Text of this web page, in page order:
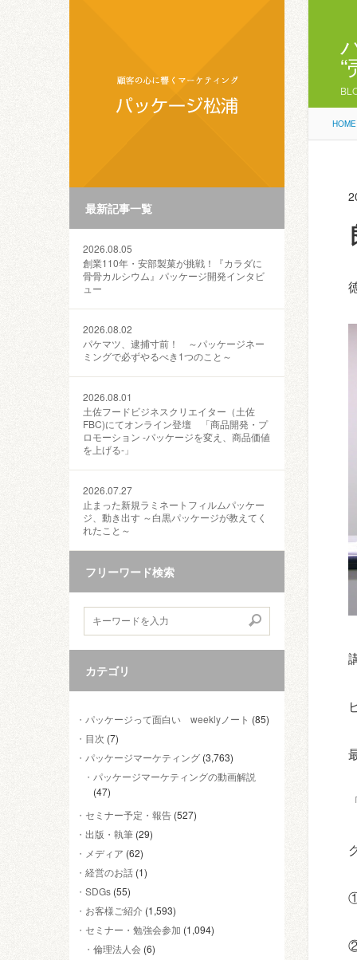
最新記事一覧
2026.08.05
創業110年・安部製菓が挑戦！『カラダに
骨骨カルシウム』パッケージ開発インタビ
ュー
2026.08.02
パケマツ、逮捕寸前！ ～パッケージネー
ミングで必ずやるべき1つのこと～
2026.08.01
土佐フードビジネスクリエイター（土佐
FBC)にてオンライン登壇 「商品開発・プ
ロモーション ‐パッケージを変え、商品価値
を上げる‐」
2026.07.27
止まった新規ラミネートフィルムパッケー
ジ、動き出す ～白黒パッケージが教えてく
れたこと～
フリーワード検索
カテゴリ
パッケージって面白い weeklyノート (85)
目次 (7)
パッケージマーケティング (3,763)
パッケージマーケティングの動画解説
(47)
セミナー予定・報告 (527)
出版・執筆 (29)
メディア (62)
経営のお話 (1)
SDGs (55)
お客様ご紹介 (1,593)
セミナー・勉強会参加 (1,094)
倫理法人会 (6)
HOME